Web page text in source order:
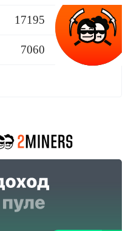
17195
7060